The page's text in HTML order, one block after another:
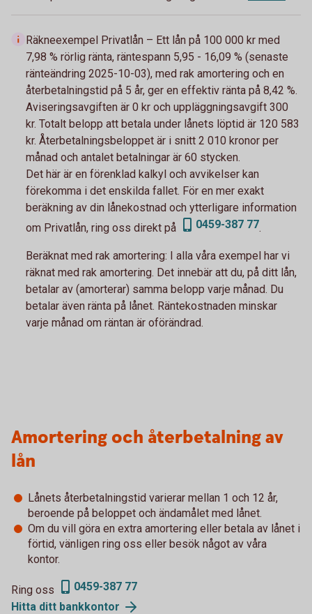
Räkneexempel Privatlån – Ett lån på 100 000 kr med
7,98 % rörlig ränta, räntespann 5,95 - 16,09 % (senaste
ränteändring 2025-10-03), med rak amortering och en
återbetalningstid på 5 år, ger en effektiv ränta på 8,42 %.
Aviseringsavgiften är 0 kr och uppläggningsavgift 300
kr. Totalt belopp att betala under lånets löptid är 120 583
kr. Återbetalningsbeloppet är i snitt 2 010 kronor per
månad och antalet betalningar är 60 stycken.
Det här är en förenklad kalkyl och avvikelser kan
förekomma i det enskilda fallet. För en mer exakt
beräkning av din lånekostnad och ytterligare information
om Privatlån, ring oss direkt på
0459-387 77.
Beräknat med rak amortering: I alla våra exempel har vi
räknat med rak amortering. Det innebär att du, på ditt lån,
betalar av (amorterar) samma belopp varje månad. Du
betalar även ränta på lånet. Räntekostnaden minskar
varje månad om räntan är oförändrad.
Amortering och återbetalning av
lån
Lånets återbetalningstid varierar mellan 1 och 12 år,
beroende på beloppet och ändamålet med lånet.
Om du vill göra en extra amortering eller betala av lånet i
förtid, vänligen ring oss eller besök något av våra
kontor.
Ring oss
0459-387 77
Hitta ditt bankkontor